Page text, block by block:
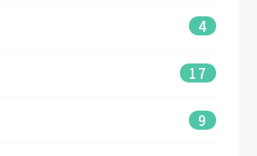
4
17
9